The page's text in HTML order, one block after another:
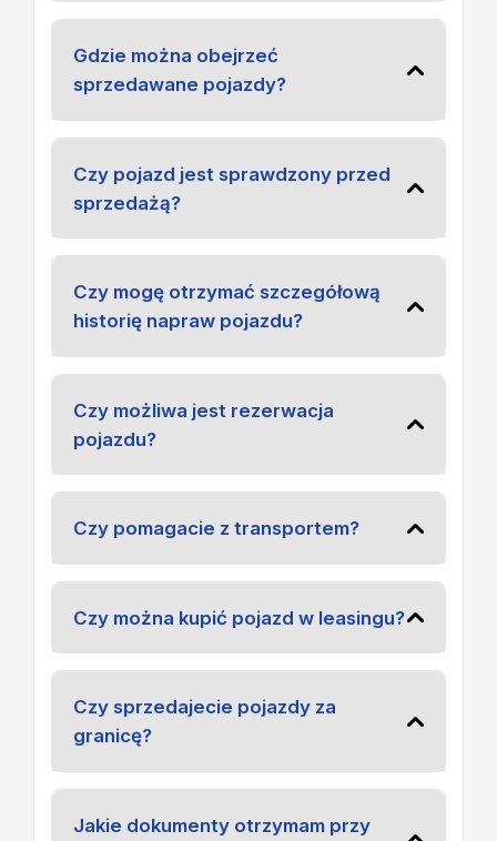
Gdzie można obejrzeć
sprzedawane pojazdy?
Czy pojazd jest sprawdzony przed
sprzedażą?
Czy mogę otrzymać szczegółową
historię napraw pojazdu?
Czy możliwa jest rezerwacja
pojazdu?
Czy pomagacie z transportem?
Czy można kupić pojazd w leasingu?
Czy sprzedajecie pojazdy za
granicę?
Jakie dokumenty otrzymam przy